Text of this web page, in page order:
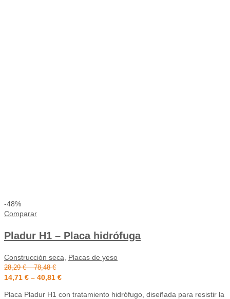
-48%
Comparar
Pladur H1 – Placa hidrófuga
Construcción seca Placas de yeso
28,29€–78,48€
14,71 € – 40,81 €
Placa Pladur H1 con tratamiento hidrófugo, diseñada para resistir la